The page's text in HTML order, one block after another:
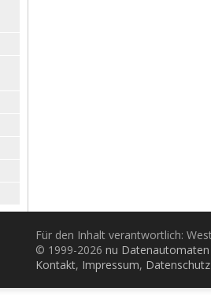
Für den Inhalt verantwortlich:
© 1999-2026 nu
Kontakt, Impressum, Datenschutz